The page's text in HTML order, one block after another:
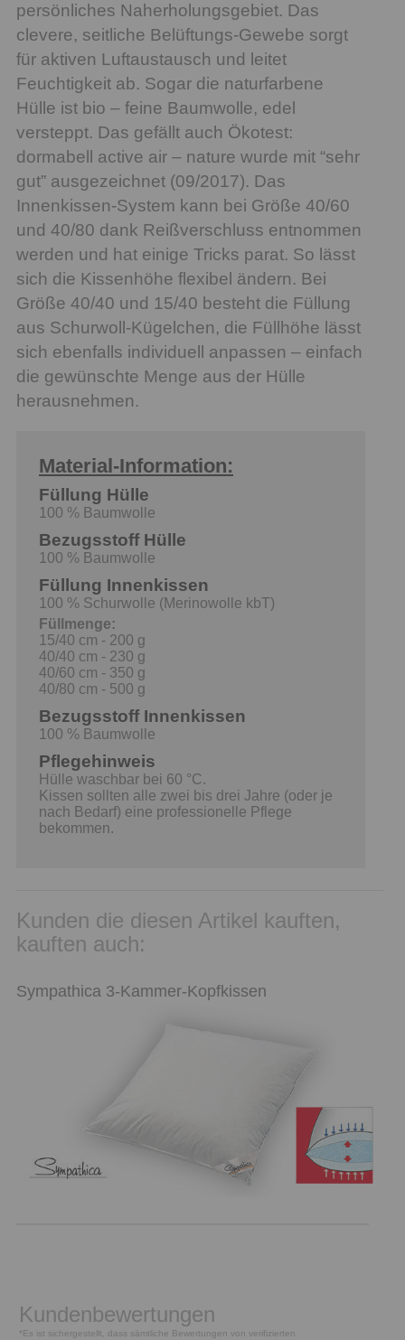
persönliches Naherholungsgebiet. Das
clevere, seitliche Belüftungs-Gewebe sorgt
für aktiven Luftaustausch und leitet
Feuchtigkeit ab. Sogar die naturfarbene
Hülle ist bio – feine Baumwolle, edel
versteppt. Das gefällt auch Ökotest:
dormabell active air – nature wurde mit “sehr
gut” ausgezeichnet (09/2017). Das
Innenkissen-System kann bei Größe 40/60
und 40/80 dank Reißverschluss entnommen
werden und hat einige Tricks parat. So lässt
sich die Kissenhöhe flexibel ändern. Bei
Größe 40/40 und 15/40 besteht die Füllung
aus Schurwoll-Kügelchen, die Füllhöhe lässt
sich ebenfalls individuell anpassen – einfach
die gewünschte Menge aus der Hülle
herausnehmen.
Material-Information:
Füllung Hülle
100 % Baumwolle
Bezugsstoff Hülle
100 % Baumwolle
Füllung Innenkissen
100 % Schurwolle (Merinowolle kbT)
Füllmenge:
15/40 cm - 200 g
40/40 cm - 230 g
40/60 cm - 350 g
40/80 cm - 500 g
Bezugsstoff Innenkissen
100 % Baumwolle
Pflegehinweis
Hülle waschbar bei 60 °C.
Kissen sollten alle zwei bis drei Jahre (oder je
nach Bedarf) eine professionelle Pflege
bekommen.
Kunden die diesen Artikel kauften,
kauften auch:
Sympathica 3-Kammer-Kopfkissen
Kundenbewertungen
*Es ist sichergestellt, dass sämtliche Bewertungen von verifizierten